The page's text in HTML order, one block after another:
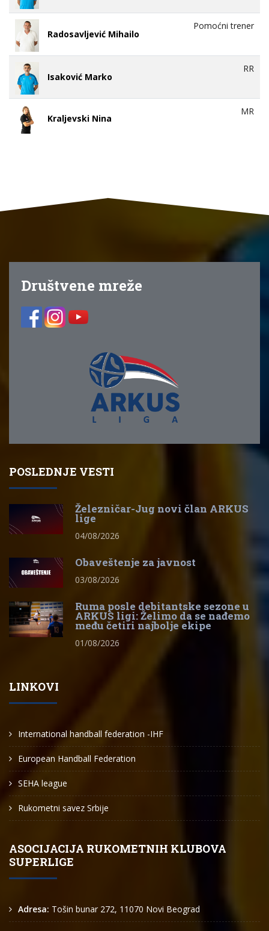
Radosavljević Mihailo
Pomoćni trener
Isaković Marko
RR
Kraljevski Nina
MR
Društvene mreže
POSLEDNJE VESTI
Železničar-Jug novi član ARKUS
lige
04/08/2026
Obaveštenje za javnost
03/08/2026
Ruma posle debitantske sezone u
ARKUS ligi: Želimo da se nađemo
među četiri najbolje ekipe
01/08/2026
LINKOVI
International handball federation -IHF
European Handball Federation
SEHA league
Rukometni savez Srbije
ASOCIJACIJA RUKOMETNIH KLUBOVA
SUPERLIGE
Adresa: Tošin bunar 272, 11070 Novi Beograd